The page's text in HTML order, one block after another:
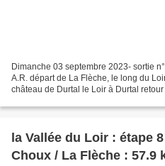
Dimanche 03 septembre 2023- sortie
A.R. départ de La Flèche, le long du
château de Durtal le Loir à Durtal
la Vallée du Loir : étape
Choux / La Flèche : 57.9